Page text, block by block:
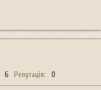
6 Репутація 0